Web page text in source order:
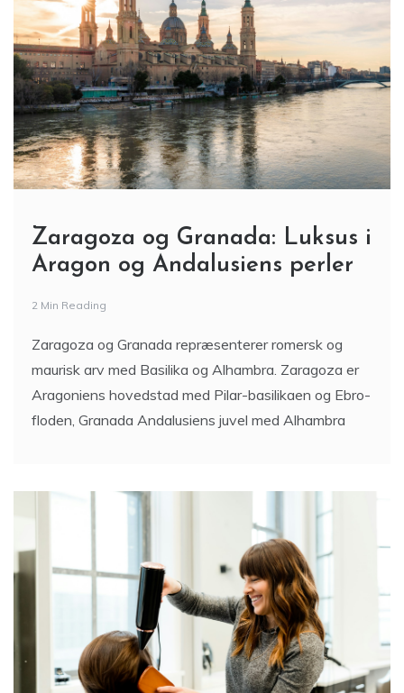
Zaragoza og Granada: Luksus i
Aragon og Andalusiens perler
2 Min Reading
Zaragoza og Granada repræsenterer romersk og
maurisk arv med Basilika og Alhambra. Zaragoza er
Aragoniens hovedstad med Pilar-basilikaen og Ebro-
floden, Granada Andalusiens juvel med Alhambra